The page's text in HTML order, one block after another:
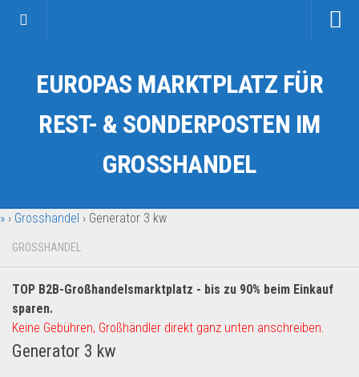
Kategorien
Auto & Motorrad
Fahrzeuge & Transport
Garten & Werkzeug
Geschäft, Büro & Schreibwaren
Geschenkartikel
Handy und Smartphone
Kosmetik & Pflege
EUROPAS MARKTPLATZ FÜR
REST- & SONDERPOSTEN IM
GROSSHANDEL
» › Grosshandel › Generator 3 kw
GROSSHANDEL
TOP B2B-Großhandelsmarktplatz - bis zu 90% beim Einkauf
sparen.
Keine Gebühren, Großhändler direkt ganz unten anschreiben.
Generator 3 kw